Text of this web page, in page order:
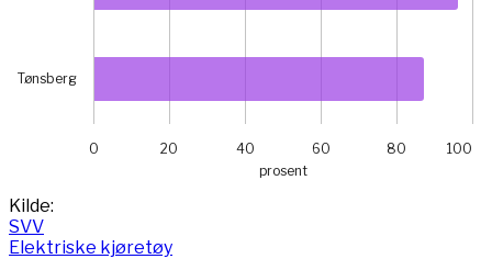
prosent
Tønsberg
0 20 40 60 80 100
End of interactive chart.
Kilde:
SVV
Elektriske kjøretøy